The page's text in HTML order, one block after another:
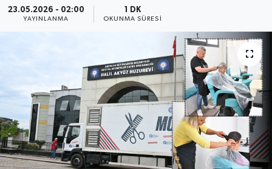
23.05.2026 - 02:00
YAYINLANMA
1 DK
OKUNMA SÜRESI
Dünya